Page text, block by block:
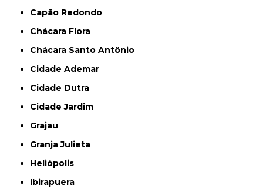
Capão Redondo
Chácara Flora
Chácara Santo Antônio
Cidade Ademar
Cidade Dutra
Cidade Jardim
Grajau
Granja Julieta
Heliópolis
Ibirapuera